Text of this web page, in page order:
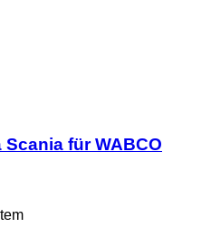
für WABCO